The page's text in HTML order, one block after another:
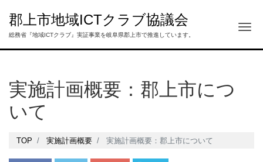
郡上市地域ICTクラブ協議会
総務省『地域ICTクラブ』実証事業を岐阜県郡上市で推進しています。
実施計画概要：郡上市につ
いて
TOP 実施計画概要 実施計画概要：郡上市について